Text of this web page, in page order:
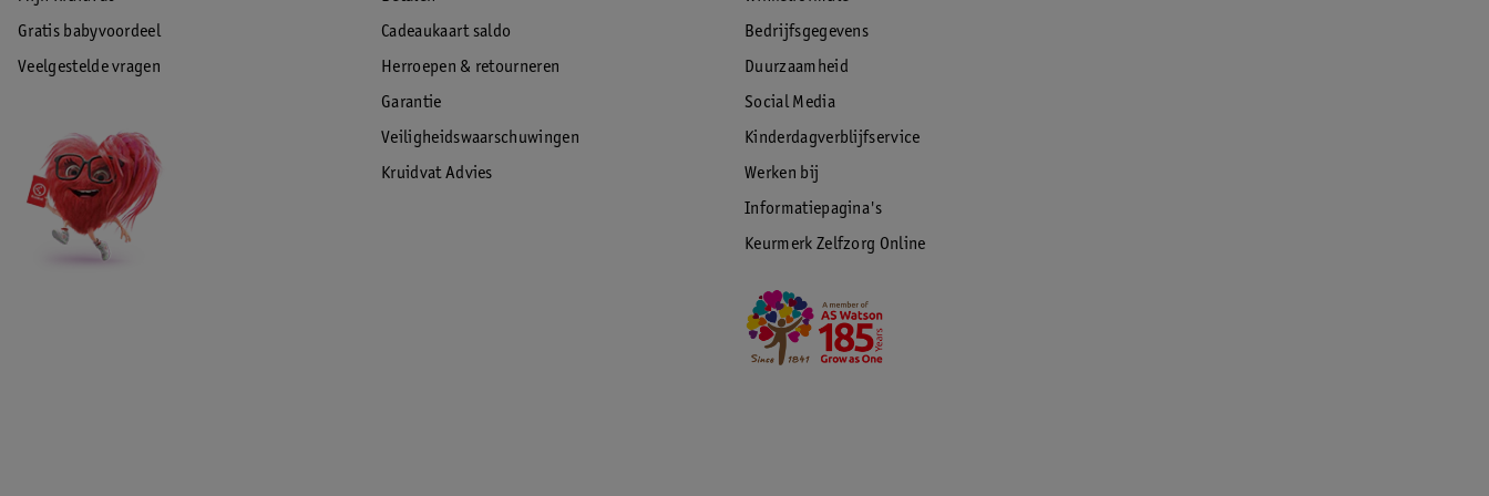
Gratis babyvoordeel
Veelgestelde vragen
Cadeaukaart saldo
Herroepen & retourneren
Garantie
Veiligheidswaarschuwingen
Kruidvat Advies
Bedrijfsgegevens
Duurzaamheid
Social Media
Kinderdagverblijfservice
Werken bij
Informatiepagina's
Keurmerk Zelfzorg Online